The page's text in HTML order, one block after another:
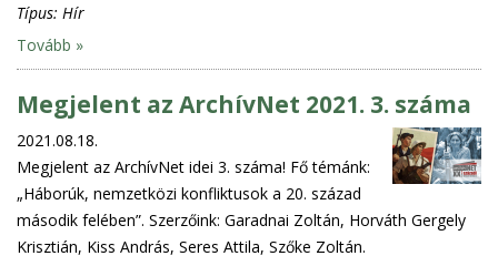
Típus: Hír
Tovább »
Megjelent az ArchívNet 2021. 3. száma
2021.08.18.
Megjelent az ArchívNet idei 3. száma! Fő témánk:
„Háborúk, nemzetközi konfliktusok a 20. század
második felében”. Szerzőink: Garadnai Zoltán, Horváth Gergely
Krisztián, Kiss András, Seres Attila, Szőke Zoltán.